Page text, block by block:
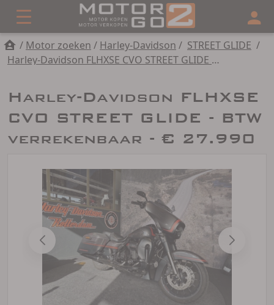
/ Motor zoeken / Harley-Davidson / STREET GLIDE /
Harley-Davidson FLHXSE CVO STREET GLIDE - BTW verrekenbaar
Harley-Davidson FLHXSE
CVO STREET GLIDE - BTW
verrekenbaar - € 27.990